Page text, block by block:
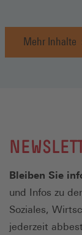
Mehr Inhalte
Bleiben Sie
und Infos zu
Soziales,
jederzeit